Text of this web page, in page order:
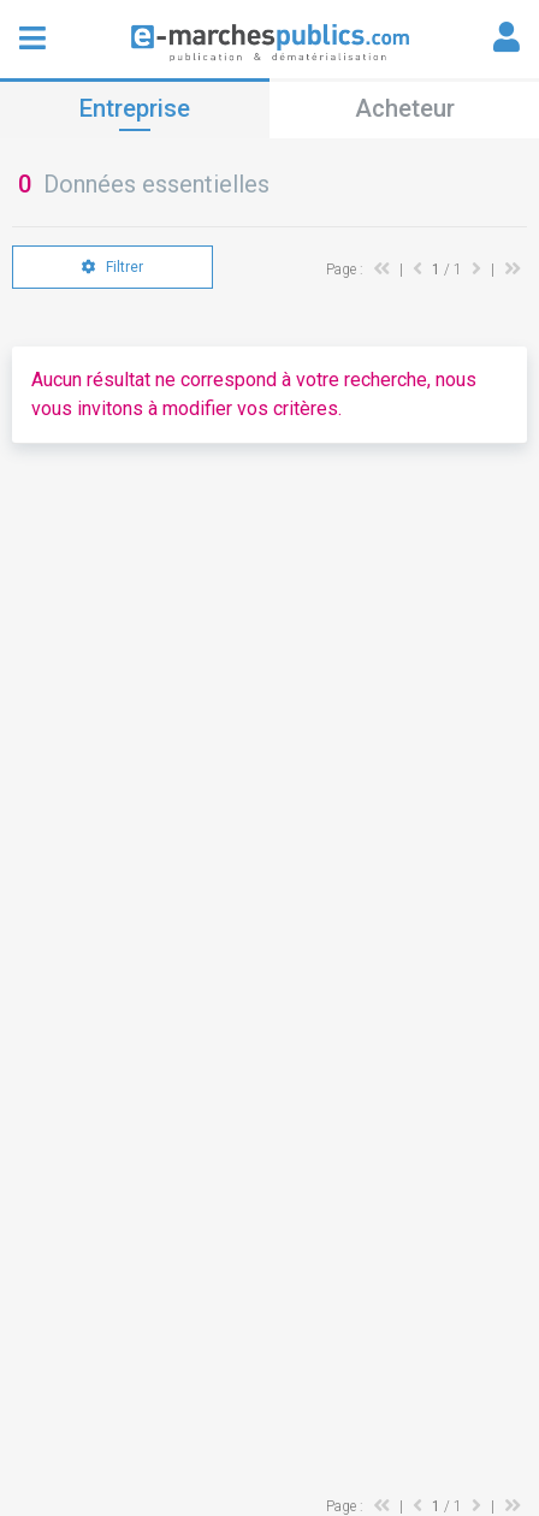
Entreprise Acheteur
0 Données essentielles
Filtrer Page : 1 / 1
Aucun résultat ne correspond à votre recherche, nous
vous invitons à modifier vos critères.
Page : 1 / 1